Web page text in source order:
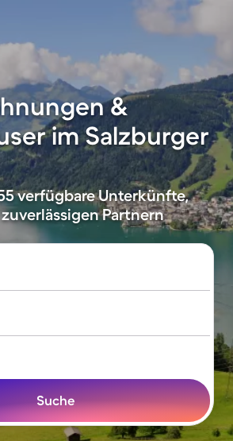
&
im Salzburger
verfügbare Unterkünfte,
Partnern
Suche